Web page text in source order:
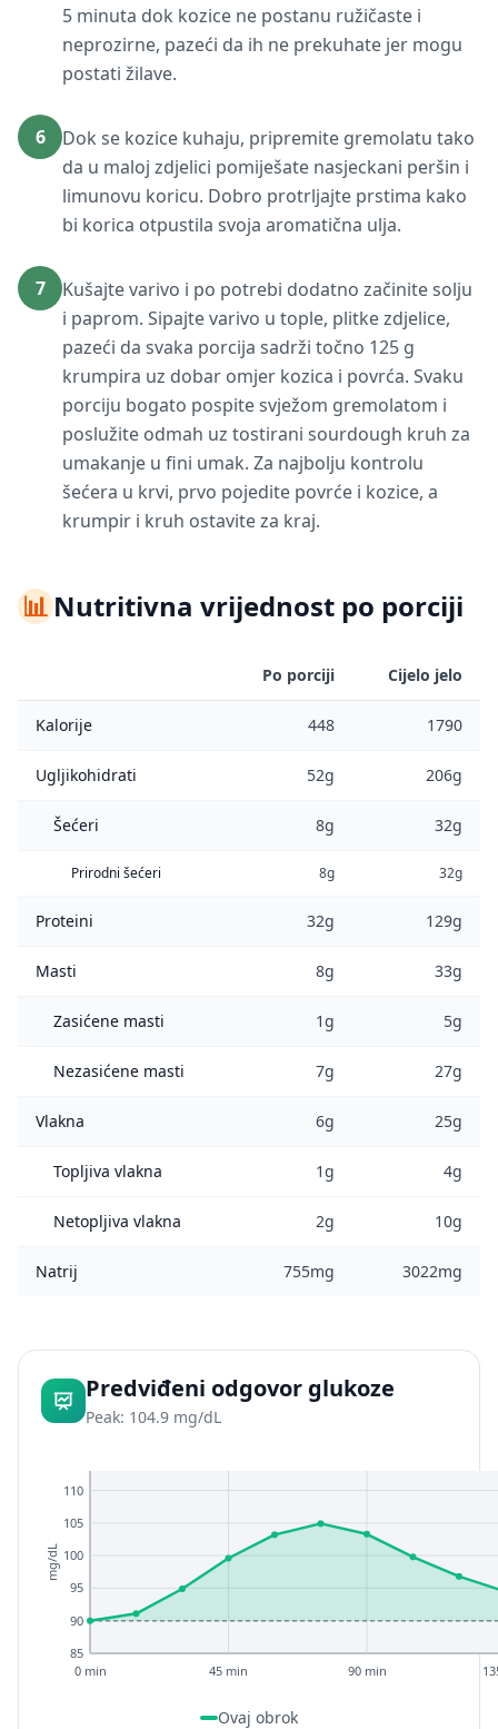
5 minuta dok kozice ne postanu ružičaste i
neprozirne, pazeći da ih ne prekuhate jer mogu
postati žilave.
6
Dok se kozice kuhaju, pripremite gremolatu tako
da u maloj zdjelici pomiješate nasjeckani peršin i
limunovu koricu. Dobro protrljajte prstima kako
bi korica otpustila svoja aromatična ulja.
7
Kušajte varivo i po potrebi dodatno začinite solju
i paprom. Sipajte varivo u tople, plitke zdjelice,
pazeći da svaka porcija sadrži točno 125 g
krumpira uz dobar omjer kozica i povrća. Svaku
porciju bogato pospite svježom gremolatom i
poslužite odmah uz tostirani sourdough kruh za
umakanje u fini umak. Za najbolju kontrolu
šećera u krvi, prvo pojedite povrće i kozice, a
krumpir i kruh ostavite za kraj.
📊Nutritivna vrijednost po porciji
Po porciji Cijelo jelo
Kalorije 448 1790
Ugljikohidrati 52g 206g
Šećeri 8g 32g
Prirodni šećeri 8g 32g
Proteini 32g 129g
Masti 8g 33g
Zasićene masti 1g 5g
Nezasićene masti 7g 27g
Vlakna 6g 25g
Topljiva vlakna 1g 4g
Netopljiva vlakna 2g 10g
Natrij 755mg 3022mg
Predviđeni odgovor glukoze
Peak: 104.9 mg/dL
85
90
95
100
105
110
0 min 45 min 90 min
mg/dL
Ovaj obrok